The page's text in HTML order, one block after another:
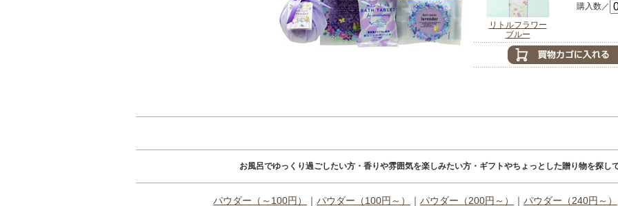
リトルフラワー
ブルー
購入数／
お風呂でゆっくり過ごしたい方・香りや雰囲気を楽しみたい方・ギフトやちょっとした贈り物を探し
パウダー（～100円） ｜ パウダー（100円～） ｜ パウダー（200円～） ｜ パウダー（240円～）